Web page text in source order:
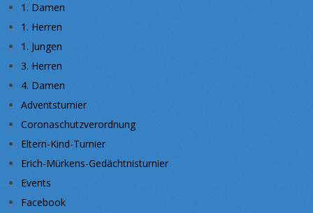
1. Damen
1. Herren
1. Jungen
3. Herren
4. Damen
Adventsturnier
Coronaschutzverordnung
Eltern-Kind-Turnier
Erich-Mürkens-Gedächtnisturnier
Events
Facebook